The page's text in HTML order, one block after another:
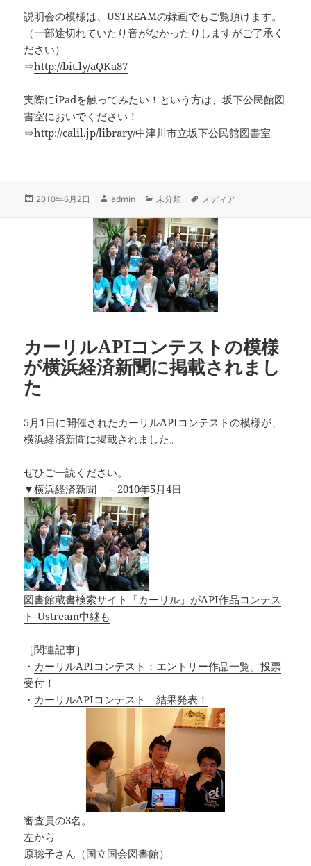
説明会の模様は、USTREAMの録画でもご覧頂けます。
（一部途切れていたり音がなかったりしますがご了承く
ださい）
⇒http://bit.ly/aQKa87
実際にiPadを触ってみたい！という方は、坂下公民館図
書室においでください！
⇒http://calil.jp/library/中津川市立坂下公民館図書室
投
2010年6月2日
作
者
admin
カ
ゴ
リ
ー
未分類
タ
メディア
カーリルAPIコンテストの模様
が横浜経済新聞に掲載されまし
た
5月1日に開催されたカーリルAPIコンテストの模様が、
横浜経済新聞に掲載されました。
ぜひご一読ください。
▼横浜経済新聞 －2010年5月4日
図書館蔵書検索サイト「カーリル」がAPI作品コンテス
ト-Ustream中継も
［関連記事］
・ カーリルAPIコンテスト：エントリー作品一覧。投票
受付！
・ カーリルAPIコンテスト 結果発表！
審査員の3名。
左から
原聡子さん（国立国会図書館）